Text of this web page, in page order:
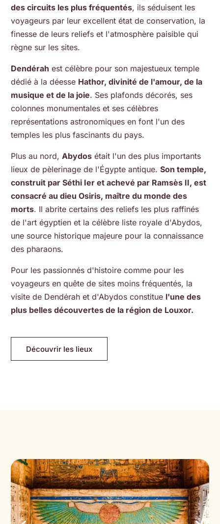
des circuits les plus fréquentés, ils séduisent les
voyageurs par leur excellent état de conservation, la
finesse de leurs reliefs et l'atmosphère paisible qui
règne sur les sites.
Dendérah est célèbre pour son majestueux temple
dédié à la déesse Hathor, divinité de l'amour, de la
musique et de la joie. Ses plafonds décorés, ses
colonnes monumentales et ses célèbres
représentations astronomiques en font l'un des
temples les plus fascinants du pays.
Plus au nord,Abydos était l'un des plus importants
lieux de pèlerinage de l'Égypte antique.Son temple,
construit par Séthi Ier et achevé par Ramsès II, est
consacré au dieu Osiris, maître du monde des
morts. Il abrite certains des reliefs les plus raffinés
de l'art égyptien et la célèbre liste royale d'Abydos,
une source historique majeure pour la connaissance
des pharaons.
Pour les passionnés d'histoire comme pour les
voyageurs en quête de sites moins fréquentés, la
visite de Dendérah et d'Abydos constitue l'une des
plus belles découvertes de la région de Louxor.
Découvrir les lieux